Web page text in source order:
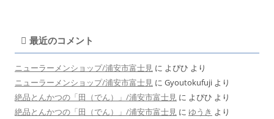
最近のコメント
ニューラーメンショップ/浦安市富士見 に よぴひ より
ニューラーメンショップ/浦安市富士見 に Gyoutokufuji より
絶品とんかつの「田（でん）」/浦安市富士見 に よぴひ より
絶品とんかつの「田（でん）」/浦安市富士見 に ゆうき より